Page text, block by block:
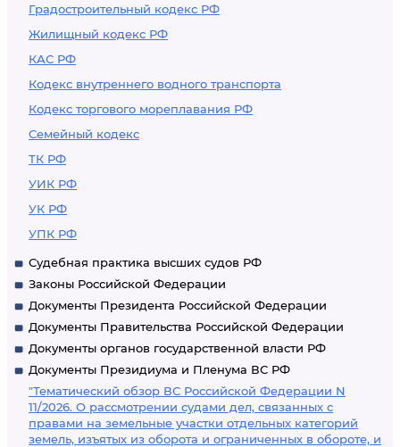
Градостроительный кодекс РФ
Жилищный кодекс РФ
КАС РФ
Кодекс внутреннего водного транспорта
Кодекс торгового мореплавания РФ
Семейный кодекс
ТК РФ
УИК РФ
УК РФ
УПК РФ
Судебная практика высших судов РФ
Законы Российской Федерации
Документы Президента Российской Федерации
Документы Правительства Российской Федерации
Документы органов государственной власти РФ
Документы Президиума и Пленума ВС РФ
"Тематический обзор ВС Российской Федерации N
11/2026. О рассмотрении судами дел, связанных с
правами на земельные участки отдельных категорий
земель, изъятых из оборота и ограниченных в обороте, и